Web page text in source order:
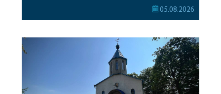
Його Високопреосвященству співслужили
священному сані. Під час богослужіння підносилися
особливі молитви за мир в Україні, за воїнів, які
05.08.2026